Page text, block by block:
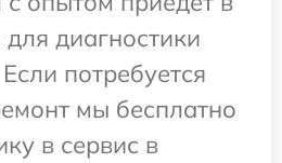
диагностики
потребуется
мы бесплатно
в сервис в